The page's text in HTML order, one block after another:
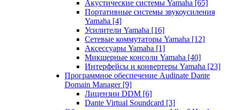
Акустические системы Yamaha [65]
Портативные системы звукоусиления
Yamaha [4]
Усилители Yamaha [16]
Сетевые коммутаторы Yamaha [12]
Аксессуары Yamaha [1]
Микшерные консоли Yamaha [40]
Интерфейсы и конвертеры Yamaha [23]
Программное обеспечение Audinate Dante
Domain Manager [9]
Лицензии DDM [6]
Dante Virtual Soundcard [3]